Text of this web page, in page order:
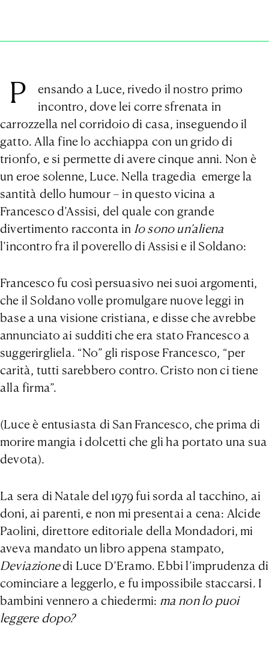
P
ensando a Luce, rivedo il nostro primo
incontro, dove lei corre sfrenata in
carrozzella nel corridoio di casa, inseguendo il
gatto. Alla fine lo acchiappa con un grido di
trionfo, e si permette di avere cinque anni. Non è
un eroe solenne, Luce. Nella tragedia emerge la
santità dello humour – in questo vicina a
Francesco d’Assisi, del quale con grande
divertimento racconta in Io sono un’aliena
l’incontro fra il poverello di Assisi e il Soldano:
Francesco fu così persuasivo nei suoi argomenti,
che il Soldano volle promulgare nuove leggi in
base a una visione cristiana, e disse che avrebbe
annunciato ai sudditi che era stato Francesco a
suggerirgliela. “No” gli rispose Francesco, “per
carità, tutti sarebbero contro. Cristo non ci tiene
alla firma”.
(Luce è entusiasta di San Francesco, che prima di
morire mangia i dolcetti che gli ha portato una sua
devota).
La sera di Natale del 1979 fui sorda al tacchino, ai
doni, ai parenti, e non mi presentai a cena: Alcide
Paolini, direttore editoriale della Mondadori, mi
aveva mandato un libro appena stampato,
Deviazionedi Luce D’Eramo. Ebbi l’imprudenza di
cominciare a leggerlo, e fu impossibile staccarsi. I
bambini vennero a chiedermi: ma non lo puoi
leggere dopo?